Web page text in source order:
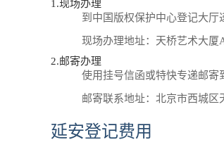
1.现场办理
到中国版权保护中心登记大厅
现场办理地址：天桥艺术大厦
2.邮寄办理
使用挂号信函或特快专递邮寄
邮寄联系地址：北京市西城区
延安登记费用